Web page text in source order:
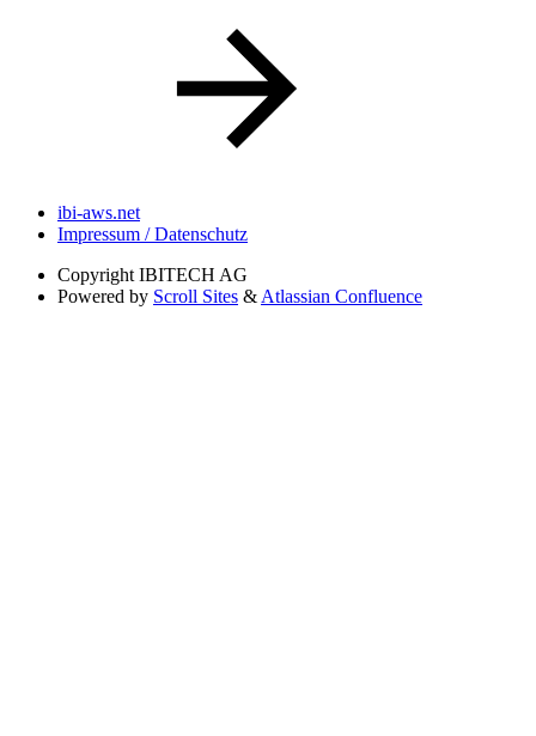
ibi-aws.net
Impressum / Datenschutz
Copyright IBITECH AG
Powered by Scroll Sites & Atlassian Confluence